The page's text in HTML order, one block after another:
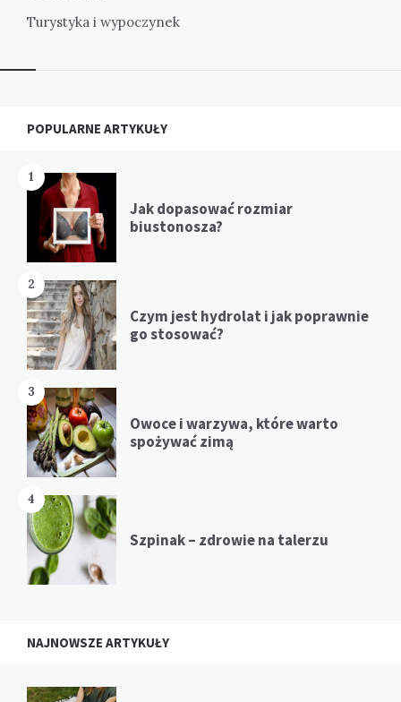
Turystyka i wypoczynek
Widgets
POPULARNE ARTYKUŁY
1
Jak dopasować rozmiar
biustonosza?
2
Czym jest hydrolat i jak poprawnie
go stosować?
3
Owoce i warzywa, które warto
spożywać zimą
4
Szpinak – zdrowie na talerzu
NAJNOWSZE ARTYKUŁY